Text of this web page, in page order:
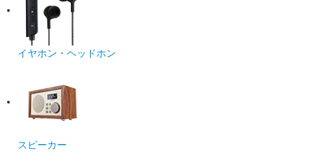
イヤホン・ヘッドホン
スピーカー